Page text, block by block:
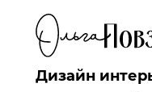
Дизайн